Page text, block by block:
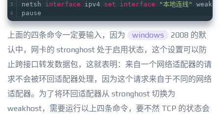
netsh interface ipv4 set interface "本地连线"
pause
上面的四条命令一定要输入，因为 windows
2008 的默
认中，网卡的 stronghost 处于启用状态，这个设置可以防
止跨接口转发数据包，这就表明：来自一个网络适配器的请
求不会被环回适配器处理，因为这个请求来自于不同的网络
适配器。为了将环回适配器从 stronghost 切换为
weakhost，需要运行以上四条命令，要不然 TCP 的状态会